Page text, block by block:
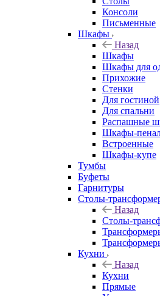
Консоли
Письменные
Шкафы
Назад
Шкафы
Шкафы для
Прихожие
Стенки
Для гостиной
Для спальни
Распашные
Шкафы-
Встроенные
Шкафы-купе
Тумбы
Буфеты
Гарнитуры
Столы-
Назад
Столы-
Кухни
Назад
Кухни
Прямые